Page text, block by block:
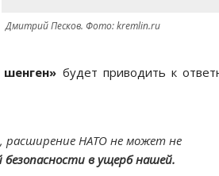
Дмитрий Песков. Фото: kremlin.ru
будет приводить к
расширение НАТО не может не
безопасности в ущерб нашей.